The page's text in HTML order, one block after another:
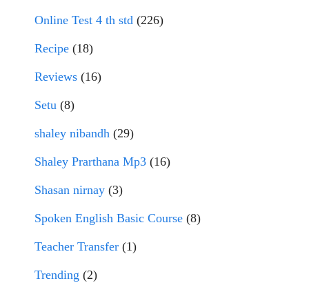
Online Test 4 th std (226)
Recipe (18)
Reviews (16)
Setu (8)
shaley nibandh (29)
Shaley Prarthana Mp3 (16)
Shasan nirnay (3)
Spoken English Basic Course (8)
Teacher Transfer (1)
Trending (2)